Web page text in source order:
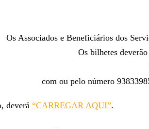
Os Associados e Beneficiários dos
Os bilhetes
com ou pelo número
deverá “CARREGAR AQUI”.